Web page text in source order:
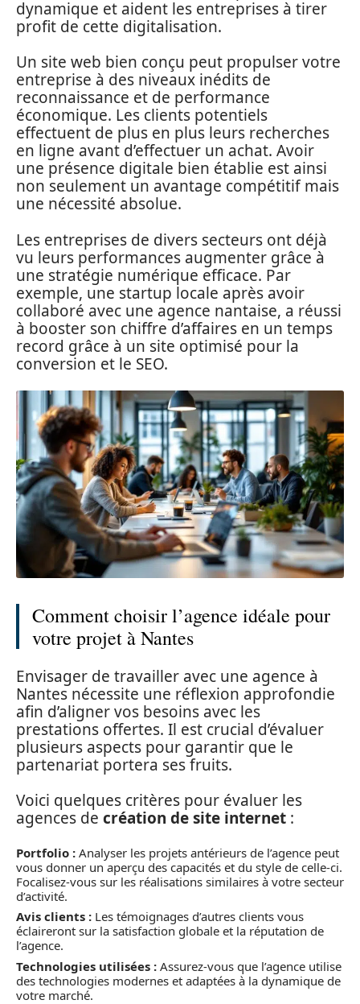
dynamique et aident les entreprises à tirer
profit de cette digitalisation.
Un site web bien conçu peut propulser votre
entreprise à des niveaux inédits de
reconnaissance et de performance
économique. Les clients potentiels
effectuent de plus en plus leurs recherches
en ligne avant d’effectuer un achat. Avoir
une présence digitale bien établie est ainsi
non seulement un avantage compétitif mais
une nécessité absolue.
Les entreprises de divers secteurs ont déjà
vu leurs performances augmenter grâce à
une stratégie numérique efficace. Par
exemple, une startup locale après avoir
collaboré avec une agence nantaise, a réussi
à booster son chiffre d’affaires en un temps
record grâce à un site optimisé pour la
conversion et le SEO.
Comment choisir l’agence idéale pour
votre projet à Nantes
Envisager de travailler avec une agence à
Nantes nécessite une réflexion approfondie
afin d’aligner vos besoins avec les
prestations offertes. Il est crucial d’évaluer
plusieurs aspects pour garantir que le
partenariat portera ses fruits.
Voici quelques critères pour évaluer les
agences de création de site internet :
Portfolio : Analyser les projets antérieurs de l’agence peut
vous donner un aperçu des capacités et du style de celle-ci.
Focalisez-vous sur les réalisations similaires à votre secteur
d’activité.
Avis clients : Les témoignages d’autres clients vous
éclaireront sur la satisfaction globale et la réputation de
l’agence.
Technologies utilisées : Assurez-vous que l’agence utilise
des technologies modernes et adaptées à la dynamique de
votre marché.